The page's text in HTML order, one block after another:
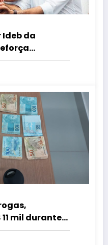
da
de
mil durante